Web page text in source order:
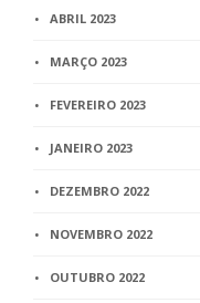
ABRIL 2023
MARÇO 2023
FEVEREIRO 2023
JANEIRO 2023
DEZEMBRO 2022
NOVEMBRO 2022
OUTUBRO 2022